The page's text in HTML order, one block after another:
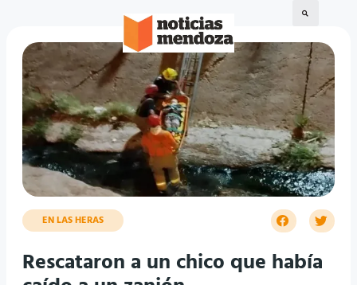
EN LAS HERAS
Rescataron a un chico que había